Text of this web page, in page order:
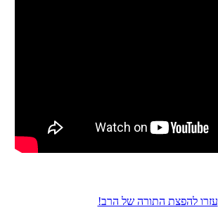
עזרו להפצת התורה של הרב!